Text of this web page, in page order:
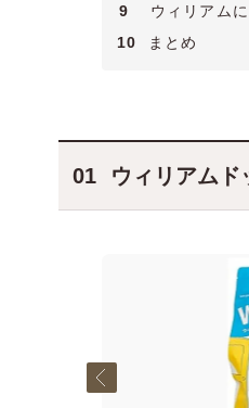
9
ウィリアム
10
まとめ
ウィリアムド